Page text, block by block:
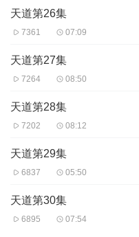
天道第26集
7361 07:09
天道第27集
7264 08:50
天道第28集
7202 08:12
天道第29集
6837 05:50
天道第30集
6895 07:54